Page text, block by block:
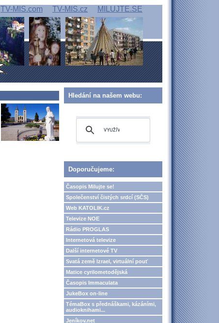
TV-MIS.com TV-MIS.cz MILUJTE.SE
Hledání na našem webu:
Doporučujeme:
Časopis Milujte se!
Společenství čistých srdcí (SČS)
Web KATOLIK.cz
Televize NOE
Rádio PROGLAS
Internetová televize
Další internetové TV
Svatá země Izrael, virtuální pouť
Matice cyrilometodějská
Časopis Immaculata
JukeBox on-line
TémaBox s přednáškami, kázáními,
audioknihami...
Jeníkov.net